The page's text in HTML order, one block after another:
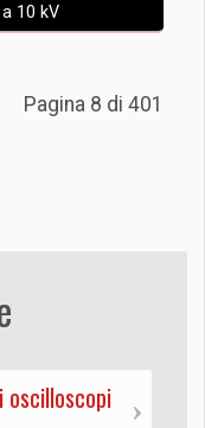
10 kV
Pagina 8 di 401
oscilloscopi